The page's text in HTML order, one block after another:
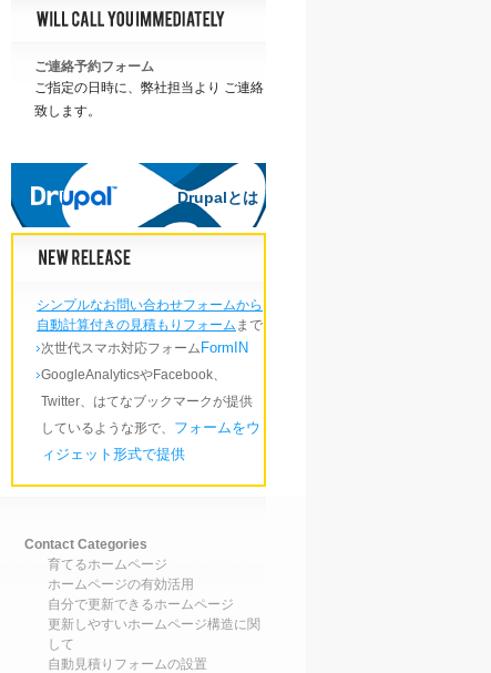
ご連絡予約フォーム
ご指定の日時に、弊社担当より ご連絡
致します。
Drupalとは
Drupalとは
シンプルなお問い合わせフォームから
自動計算付きの見積もりフォーム まで
次世代スマホ対応フォーム FormIN
GoogleAnalyticsやFacebook、
Twitter、はてなブックマークが提供
しているような形で、 フォームをウ
ィジェット形式で提供
Contact Categories
育てるホームページ
ホームページの有効活用
自分で更新できるホームページ
更新しやすいホームページ構造に関
して
自動見積りフォームの設置